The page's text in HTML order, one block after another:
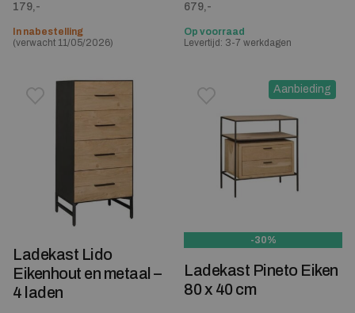
179,-
In nabestelling
(verwacht 11/05/2026)
679,-
Op voorraad
Levertijd: 3-7 werkdagen
Toevoegen aan verlanglijstje
Verwijderen van verlanglijst
Ladekast Lido
Eikenhout en metaal –
4 laden
Aanbieding
Toevoegen aan
Verwijderen van verlanglijst
-30%
Ladekast Pineto Eiken
80 x 40 cm